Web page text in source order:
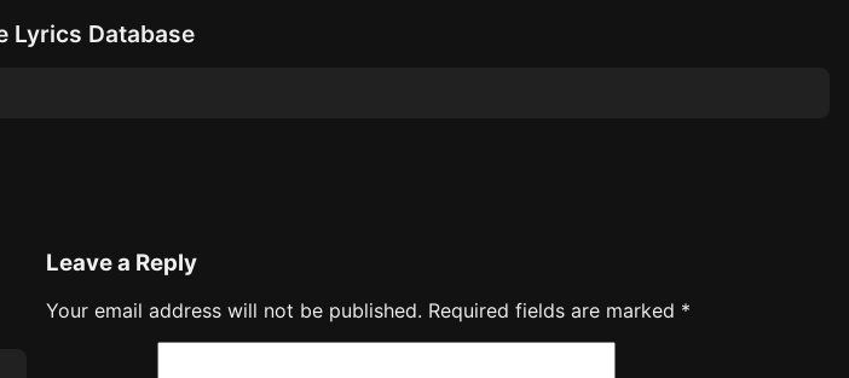
Lyrics Database
Leave a Reply
Your email address will not be published. Required fields are marked *